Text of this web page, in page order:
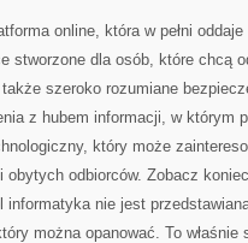
online, która w pełni
stworzone dla osób, które chcą
szeroko rozumiane
z hubem informacji, w którym
który może
obytych odbiorców. Zobacz
informatyka nie jest
można opanować. To właśnie